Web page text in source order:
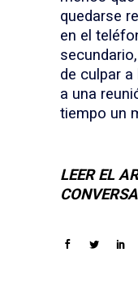
quedarse
en el
de culpar
a una
tiempo un
LEER EL